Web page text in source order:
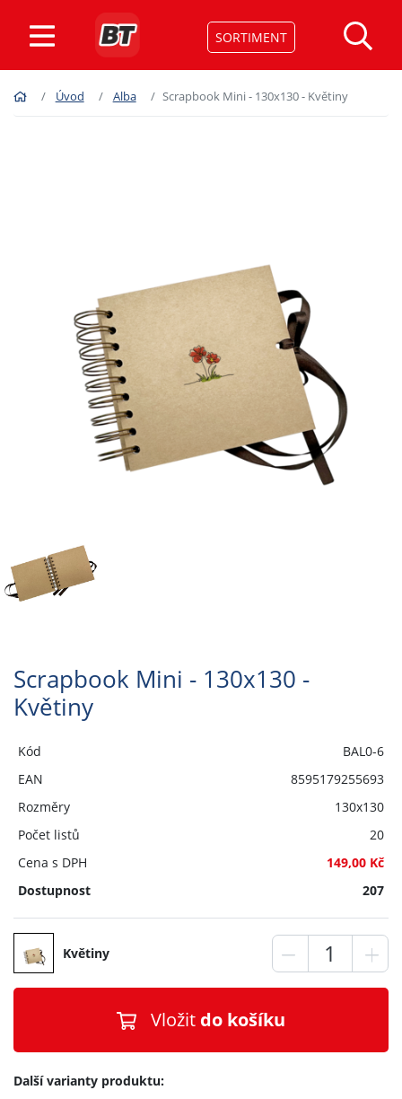
SORTIMENT
Úvod Alba Scrapbook Mini - 130x130 - Květiny
Scrapbook Mini - 130x130 -
Květiny
Kód
BAL0-6
EAN
8595179255693
Rozměry
130x130
Počet listů
20
Cena s DPH
149,00 Kč
Dostupnost
207
Květiny
Vložit do košíku
Další varianty produktu: